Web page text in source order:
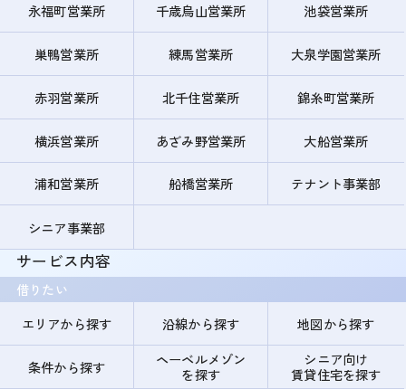
永福町営業所 千歳烏山営業所 池袋営業所
巣鴨営業所 練馬営業所 大泉学園営業所
赤羽営業所 北千住営業所 錦糸町営業所
横浜営業所 あざみ野営業所 大船営業所
浦和営業所 船橋営業所 テナント事業部
シニア事業部
サービス内容
借りたい
エリアから探す
沿線から探す 地図から探す
条件から探す
ヘーベルメゾン
を探す
シニア向け
賃貸住宅を探す